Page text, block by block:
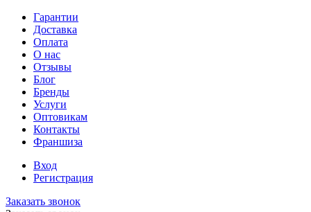
Гарантии
Доставка
Оплата
О нас
Отзывы
Блог
Бренды
Услуги
Оптовикам
Контакты
Франшиза
Вход
Регистрация
Заказать звонок